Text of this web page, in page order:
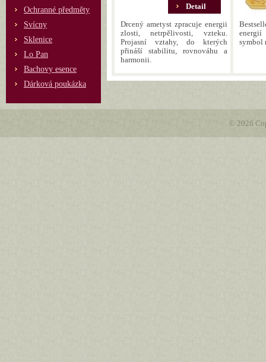
Ochranné předměty
Svícny
Sklenice
Lo Pan
Bachovy esence
Dárková poukázka
Detail
Drcený ametyst zpracuje energii
zlosti, netrpělivosti, vzteku.
Projasní vztahy, do kterých
přináší stabilitu, rovnováhu a
harmonii.
symbol
© 2026